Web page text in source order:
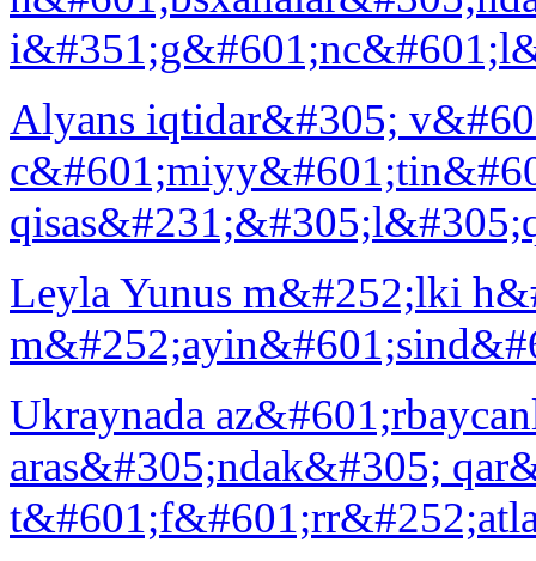
Alyans iqtidar&#305;
Leyla Yunus m&#252;lki
Ukraynada
aras&#305;ndak&#305;